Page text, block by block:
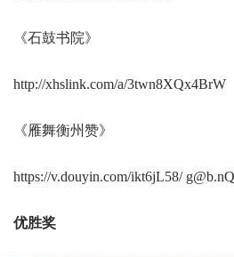
《石鼓书院》
http://xhslink.com/a/3twn8XQx4BrW
《雁舞衡州赞》
https://v.douyin.com/ikt6jL58/
优胜奖